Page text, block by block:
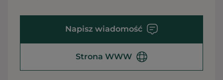
Napisz wiadomość
Strona WWW